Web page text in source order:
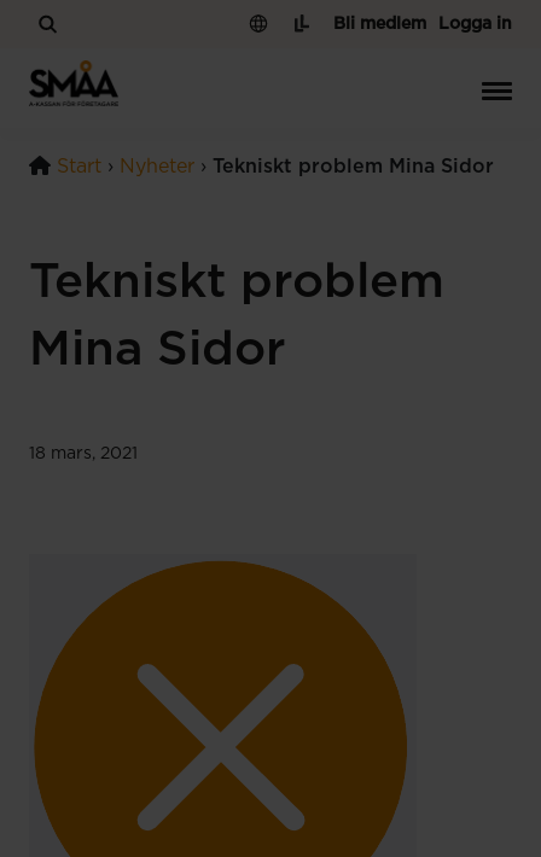
Hoppa till innehåll
Logga in
Bli medlem
Start › Nyheter › Tekniskt problem Mina Sidor
Tekniskt problem
Mina Sidor
18 mars, 2021